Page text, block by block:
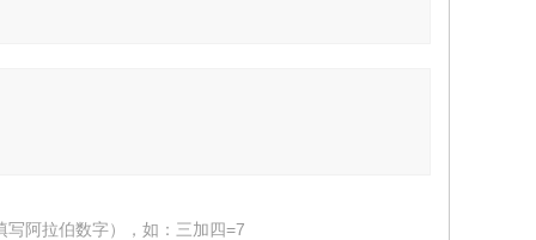
写阿拉伯数字），如：三加四=7